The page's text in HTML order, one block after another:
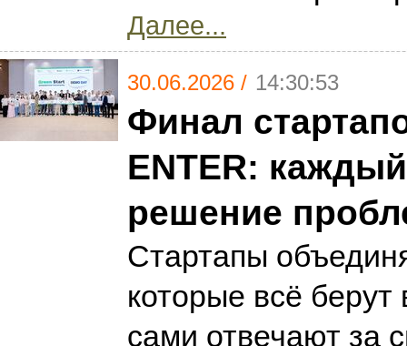
Далее...
30.06.2026 / 14:30:53
Финал
ENTER:
решение
Стартапы
которые всё берут
сами отвечают за